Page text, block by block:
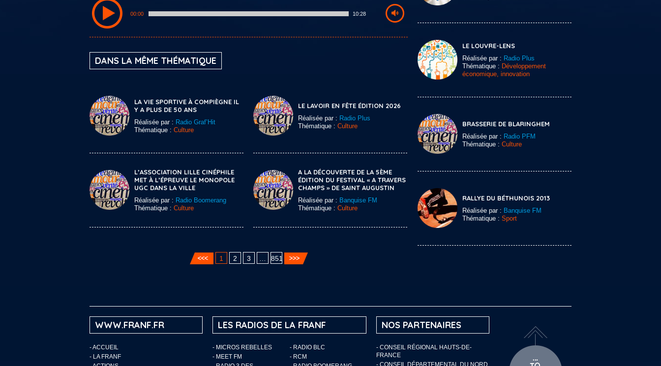
00:00 10:28
DANS LA MÊME THÉMATIQUE
LA VIE SPORTIVE À COMPIÈGNE IL
Y A PLUS DE 50 ANS
Réalisée par : Radio Graf’Hit
Thématique : Culture
LE LAVOIR EN FÊTE ÉDITION 2026
Réalisée par : Radio Plus
Thématique : Culture
L’ASSOCIATION LILLE CINÉPHILE
MET À L’ÉPREUVE LE MONOPOLE
UGC DANS LA VILLE
Réalisée par : Radio Boomerang
Thématique : Culture
A LA DÉCOUVERTE DE LA 5ÈME
ÉDITION DU FESTIVAL « A TRAVERS
CHAMPS » DE SAINT AUGUSTIN
Réalisée par : Banquise FM
Thématique : Culture
1 2 3 851
LE LOUVRE-LENS
Réalisée par : Radio Plus
Thématique : Développement
économique, innovation
BRASSERIE DE BLARINGHEM
Réalisée par : Radio PFM
Thématique : Culture
RALLYE DU BÉTHUNOIS 2013
Réalisée par : Banquise FM
Thématique : Sport
WWW.FRANF.FR
-ACCUEIL
- LA FRANF
LES RADIOS DE LA FRANF
- MICROS REBELLES
- RADIO BLC
- MEET FM
- RCM
NOS PARTENAIRES
- CONSEIL RÉGIONAL HAUTS-DE-
FRANCE
- CONSEIL DÉPARTEMENTAL DU NORD